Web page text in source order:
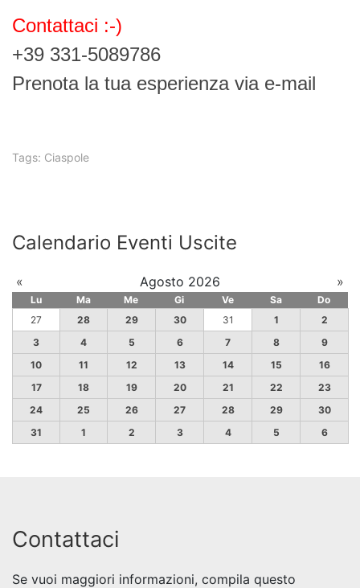
Contattaci :-)
+39 331-5089786
Prenota la tua esperienza via e-mail
Tags: Ciaspole
Calendario Eventi Uscite
« Agosto 2026 »
Lu Ma Me Gi Ve Sa
Do
27
28 29 30 31 1
2
3
4 5 6 7 8
9
10
11 12 13 14 15
16
17
18 19 20 21 22
23
24
25 26 27 28 29
30
31
1 2 3 4 5 6
Contattaci
Se vuoi maggiori informazioni, compila questo